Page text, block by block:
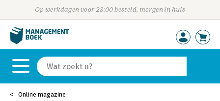
Op werkdagen voor 23:00 besteld, morgen in huis
Online magazine